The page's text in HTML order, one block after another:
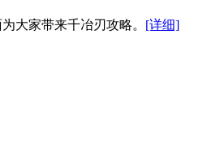
大家带来千冶刃攻略。 [详细]